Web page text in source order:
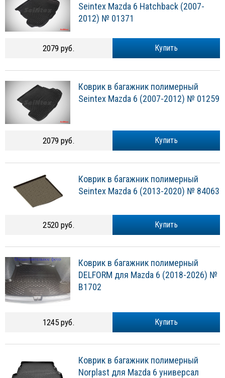
Seintex Mazda 6 Hatchback (2007-
2012) № 01371
Купить
2079 руб.
Коврик в багажник полимерный
Seintex Mazda 6 (2007-2012) № 01259
Купить
2079 руб.
Коврик в багажник полимерный
Seintex Mazda 6 (2013-2020) № 84063
Купить
2520 руб.
Коврик в багажник полимерный
DELFORM для Mazda 6 (2018-2026) №
B1702
Купить
1245 руб.
Коврик в багажник полимерный
Norplast для Mazda 6 универсал